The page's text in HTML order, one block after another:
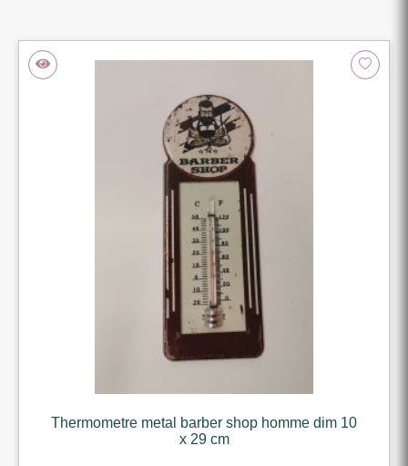
Thermometre metal barber shop homme dim 10
x 29 cm